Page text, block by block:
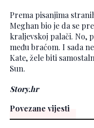
Prema pisanjima
Meghan bio je da se
kraljevskoj palači. No,
među braćom. I sada
Kate, žele biti
Sun.
Story.hr
Povezane vijesti